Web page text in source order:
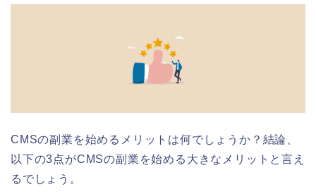
CMSの副業を始めるメリットは何でしょうか？結論、
以下の3点がCMSの副業を始める大きなメリットと言え
るでしょう。